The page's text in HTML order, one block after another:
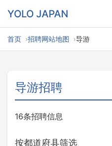
YOLO JAPAN
首页 招聘网站地图 导游
导游招聘
16条招聘信息
按都道府县筛选